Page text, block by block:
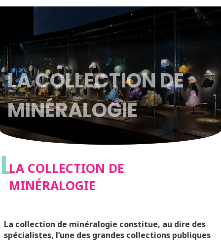
LA COLLECTION DE
MINÉRALOGIE
LLA COLLECTION DE
MINÉRALOGIE
La collection de minéralogie constitue, au dire des
spécialistes, l’une des grandes collections publiques